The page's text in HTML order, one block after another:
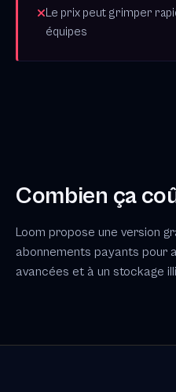
Le prix peut grimper
équipes
Combien ça
Loom propose une version
abonnements payants pour
avancées et à un stockage